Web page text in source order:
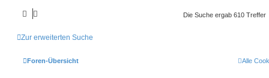
Die Suche ergab 610 Treffer
Zur erweiterten Suche
Foren-Übersicht Alle